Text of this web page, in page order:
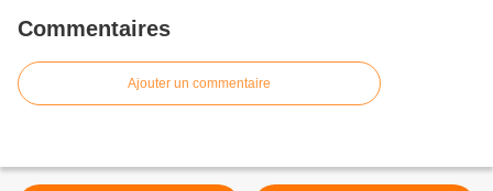
Commentaires
Ajouter un commentaire